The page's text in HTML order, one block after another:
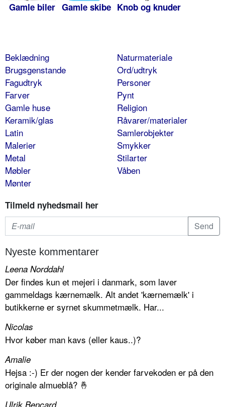
Gamle biler Gamle skibe Knob og knuder
Beklædning
Brugsgenstande
Fagudtryk
Farver
Gamle huse
Keramik/glas
Latin
Malerier
Metal
Møbler
Mønter
Naturmateriale
Ord/udtryk
Personer
Pynt
Religion
Råvarer/materialer
Samlerobjekter
Smykker
Stilarter
Våben
Tilmeld nyhedsmail her
Nyeste kommentarer
Leena Norddahl
Der findes kun et mejeri i danmark, som laver
gammeldags kærnemælk. Alt andet 'kærnemælk' i
butikkerne er syrnet skummetmælk. Har...
Nicolas
Hvor køber man kavs (eller kaus..)?
Amalie
Hejsa :-) Er der nogen der kender farvekoden er på den
originale almueblå? 🤞
Ulrik Bencard